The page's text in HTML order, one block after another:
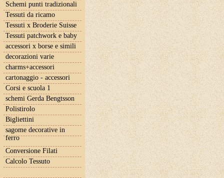
Schemi punti tradizionali
Tessuti da ricamo
Tessuti x Broderie Suisse
Tessuti patchwork e baby
accessori x borse e simili
decorazioni varie
charms+accessori
cartonaggio - accessori
Corsi e scuola 1
schemi Gerda Bengtsson
Polistirolo
Bigliettini
sagome decorative in
ferro
Conversione Filati
Calcolo Tessuto